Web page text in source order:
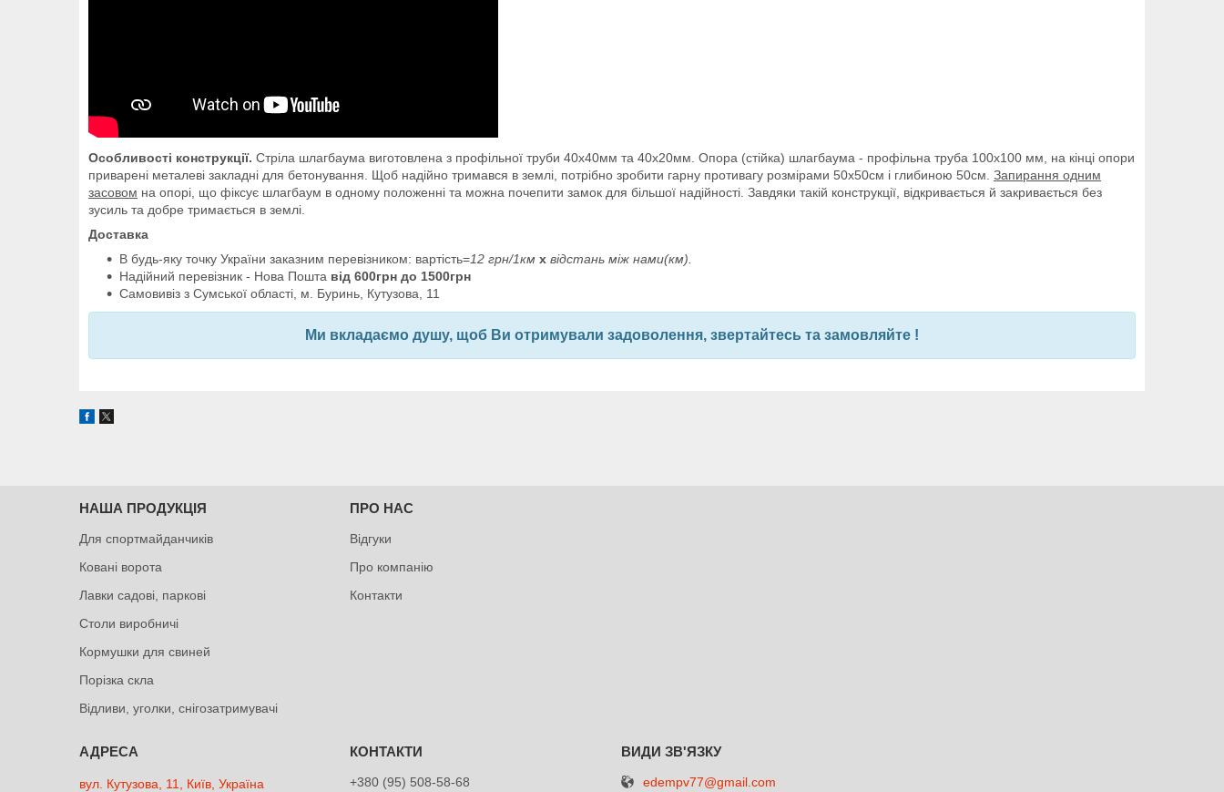
Особливості конструкції. Стріла шлагбаума виготовлена з профільної труби 40х40мм та 40х20мм. Опора (стійка) шлагбаума - профільна труба 100х100 мм, на кінці опори
приварені металеві закладні для бетонування. Щоб надійно тримався в землі, потрібно зробити гарну противагу розмірами 50х50см і глибиною 50см. Запирання одним
засовом на опорі, що фіксує шлагбаум в одному положенні та можна почепити замок для більшої надійності. Завдяки такій конструкції, відкривається й закривається без
зусиль та добре тримається в землі.
Доставка
В будь-яку точку України заказним перевізником: вартість=12 грн/1км х відстань між нами(км).
Надійний перевізник - Нова Пошта від 600грн до 1500грн
Самовивіз з Сумської області, м. Буринь, Кутузова, 11
Ми вкладаємо душу, щоб Ви отримували задоволення, звертайтесь та замовляйте !
НАША ПРОДУКЦІЯ
Для спортмайданчиків
Ковані ворота
Лавки садові, паркові
Столи виробничі
Кормушки для свиней
Порізка скла
Відливи, уголки, снігозатримувачі
ПРО НАС
Відгуки
Про компанію
Контакти
вул. Кутузова, 11, Київ, Україна +380 (95) 508-58-68 edempv77@gmail.com